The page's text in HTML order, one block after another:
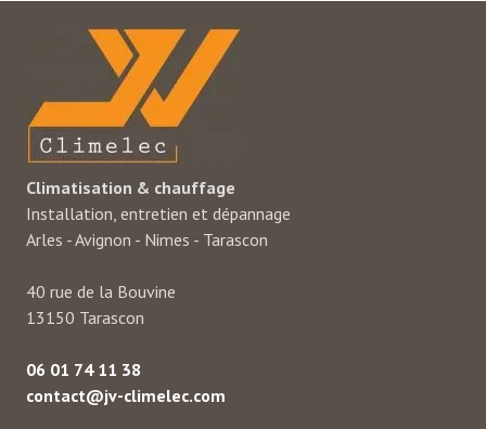
Climatisation & chauffage
Installation, entretien et dépannage
Arles - Avignon - Nimes - Tarascon
40 rue de la Bouvine
13150 Tarascon
06 01 74 11 38
contact@jv-climelec.com